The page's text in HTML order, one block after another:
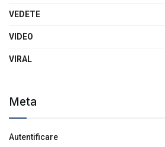
VEDETE
VIDEO
VIRAL
Meta
Autentificare